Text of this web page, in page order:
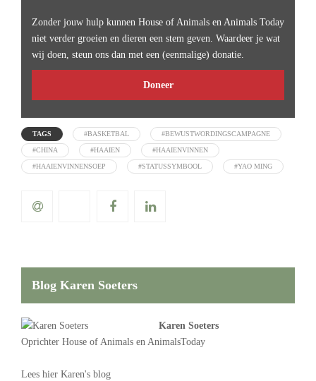
Zonder jouw hulp kunnen House of Animals en Animals Today
niet verder groeien en dieren een stem geven. Waardeer je wat
wij doen, steun ons dan met een (eenmalige) donatie.
Doneer
TAGS #BASKETBAL #BEWUSTWORDINGSCAMPAGNE
#CHINA #HAAIEN #HAAIENVINNEN
#HAAIENVINNENSOEP #STATUSSYMBOOL #YAO MING
Blog Karen Soeters
Karen Soeters
Oprichter House of Animals en AnimalsToday
Lees hier Karen's blog